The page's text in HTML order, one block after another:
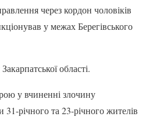
через кордон чоловіків
у межах Берегівського
області.
у вчиненні злочину
31-річного та 23-річного жителів